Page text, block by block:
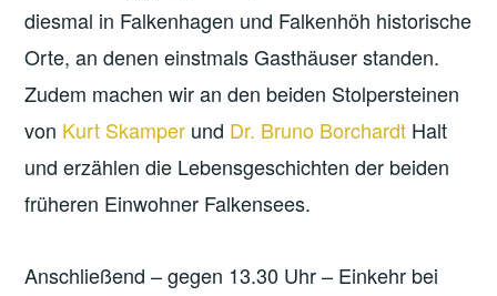
diesmal in Falkenhagen und Falkenhöh historische
Orte, an denen einstmals Gasthäuser standen.
Zudem machen wir an den beiden Stolpersteinen
von Kurt Skamper und Dr. Bruno Borchardt Halt
und erzählen die Lebensgeschichten der beiden
früheren Einwohner Falkensees.
Anschließend – gegen 13.30 Uhr – Einkehr bei